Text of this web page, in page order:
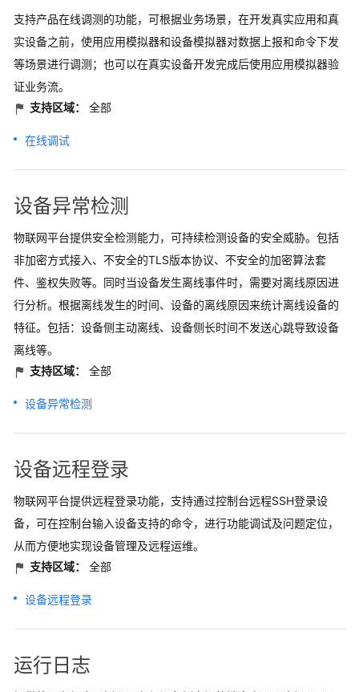
支持产品在线调测的功能，可根据业务场景，在开发真实应用和真
实设备之前，使用应用模拟器和设备模拟器对数据上报和命令下发
等场景进行调测；也可以在真实设备开发完成后使用应用模拟器验
证业务流。
支持区域：
全部
在线调试
设备异常检测
物联网平台提供安全检测能力，可持续检测设备的安全威胁。包括
非加密方式接入、不安全的TLS版本协议、不安全的加密算法套
件、鉴权失败等。同时当设备发生离线事件时，需要对离线原因进
行分析。根据离线发生的时间、设备的离线原因来统计离线设备的
特征。包括：设备侧主动离线、设备侧长时间不发送心跳导致设备
离线等。
支持区域：
全部
设备异常检测
设备远程登录
物联网平台提供远程登录功能，支持通过控制台远程SSH登录设
备，可在控制台输入设备支持的命令，进行功能调试及问题定位，
从而方便地实现设备管理及远程运维。
支持区域：
全部
设备远程登录
运行日志